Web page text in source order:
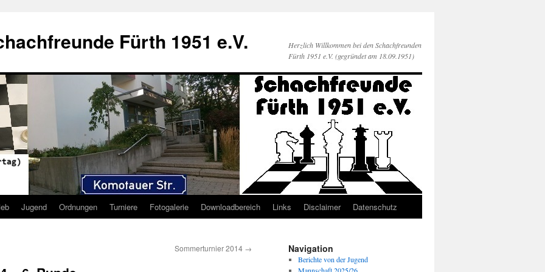
Fürth 1951 e.V.
Herzlich Willkommen bei den Schachfreunden
Fürth 1951 e.V. (gegründet am 18.09.1951)
Jugend Ordnungen Turniere Fotogalerie Downloadbereich Links Disclaimer Datenschutz
Sommerturnier 2014 → Navigation
Berichte von der Jugend